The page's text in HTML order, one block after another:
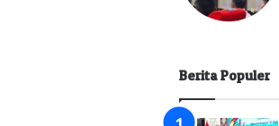
Berita Populer